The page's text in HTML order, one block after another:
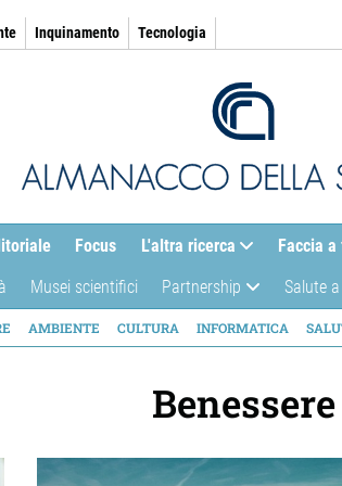
Inquinamento Tecnologia
Focus L'altra ricerca Faccia a
Musei scientifici Partnership Salute
AMBIENTE CULTURA INFORMATICA
Benessere